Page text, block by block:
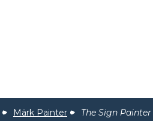
Märk Painter The Sign Painter